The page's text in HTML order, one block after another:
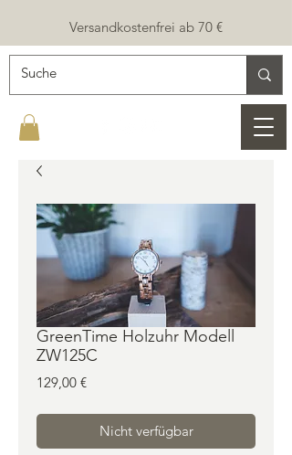
Versandkostenfrei ab 70 €
GreenTime Holzuhr Modell
ZW125C
129,00 €Preis
Nicht verfügbar